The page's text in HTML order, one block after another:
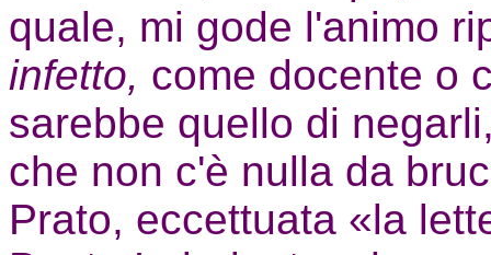
quale, mi gode l'animo
infetto, come docente o
sarebbe quello di
che non c'è nulla da
Prato, eccettuata «la